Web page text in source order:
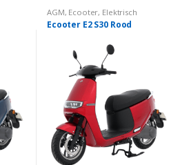
AGM, Ecooter, Elektrisch
Ecooter E2 S30 Rood